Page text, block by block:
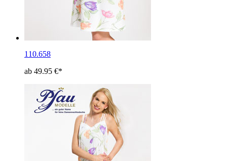
110.658
ab 49.95 €*